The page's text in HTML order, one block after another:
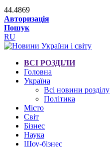
44.4869
Авторизація
Пошук
RU
ВСІ РОЗДІЛИ
Головна
Україна
Всі новини розділу
Політика
Місто
Світ
Бізнес
Наука
Шоу-бізнес